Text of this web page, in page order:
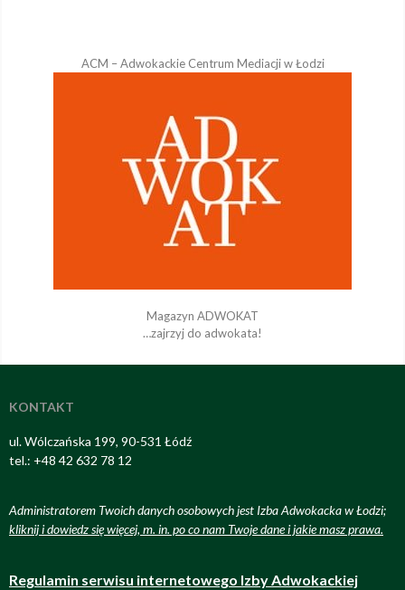
ACM – Adwokackie Centrum Mediacji w Łodzi
Magazyn ADWOKAT
…zajrzyj do adwokata!
KONTAKT
ul. Wólczańska 199, 90-531 Łódź
tel.: +48 42 632 78 12
Administratorem Twoich danych osobowych jest Izba Adwokacka w Łodzi;
kliknij i dowiedz się więcej, m. in. po co nam Twoje dane i jakie masz prawa.
Regulamin serwisu internetowego Izby Adwokackiej